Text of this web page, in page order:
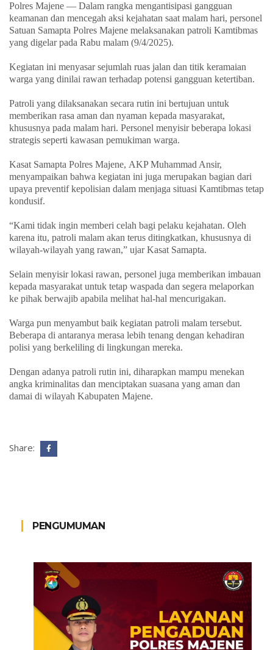
Polres Majene — Dalam rangka mengantisipasi gangguan
keamanan dan mencegah aksi kejahatan saat malam hari, personel
Satuan Samapta Polres Majene melaksanakan patroli Kamtibmas
yang digelarpada Rabu malam (9/4/2025).
Kegiatan ini menyasar sejumlah ruas jalan dan titik keramaian
warga yang dinilai rawan terhadap potensi gangguan ketertiban.
Patroli yang dilaksanakan secara rutin ini bertujuan untuk
memberikan rasa aman dan nyaman kepada masyarakat,
khususnya pada malam hari. Personel menyisir beberapa lokasi
strategis seperti kawasan pemukiman warga.
Kasat Samapta Polres Majene, AKP Muhammad Ansir,
menyampaikan bahwa kegiatan ini juga merupakan bagian dari
upaya preventif kepolisian dalam menjaga situasi Kamtibmas tetap
kondusif.
“Kami tidak ingin memberi celah bagi pelaku kejahatan. Oleh
karena itu, patroli malam akan terus ditingkatkan, khususnya di
wilayah-wilayah yang rawan,” ujarKasat Samapta.
Selain menyisir lokasi rawan, personel juga memberikan imbauan
kepada masyarakat untuk tetap waspada dan segera melaporkan
ke pihak berwajib apabila melihat hal-hal mencurigakan.
Warga pun menyambut baik kegiatan patroli malam tersebut.
Beberapa di antaranya merasa lebih tenang dengan kehadiran
polisi yang berkeliling di lingkungan mereka.
Dengan adanya patroli rutin ini, diharapkan mampu menekan
angka kriminalitas dan menciptakan suasana yang aman dan
damai di wilayah Kabupaten Majene.
Share:
PENGUMUMAN